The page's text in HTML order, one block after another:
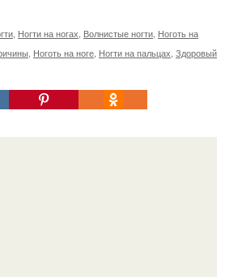
, Ногти на ногах, Волнистые ногти, Ноготь на
, Ноготь на ноге, Ногти на пальцах, Здоровый